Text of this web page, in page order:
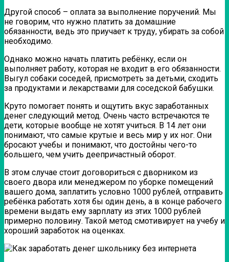
Другой способ – оплата за выполнение поручений. Мы
не говорим, что нужно платить за домашние
обязанности, ведь это приучает к труду, убирать за собой
необходимо.
Однако можно начать платить ребёнку, если он
выполняет работу, которая не входит в его обязанности.
Выгул собаки соседей, присмотреть за детьми, сходить
за продуктами и лекарствами для соседской бабушки.
Круто помогает понять и ощутить вкус заработанных
денег следующий метод. Очень часто встречаются те
дети, которые вообще не хотят учиться. В 14 лет они
понимают, что самые крутые и весь мир у их ног. Они
бросают учебы и понимают, что достойны чего-то
большего, чем учить деепричастный оборот.
В этом случае стоит договориться с дворником из
своего двора или менеджером по уборке помещений
вашего дома, заплатить условно 1000 рублей, отправить
ребёнка работать хотя бы один день, а в конце рабочего
времени выдать ему зарплату из этих 1000 рублей
примерно половину. Такой метод смотивирует на учебу и
хороший заработок на оценках.